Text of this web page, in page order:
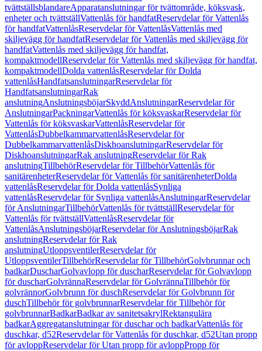
tvättställsblandareApparatanslutningar för tvättområde, köksvask,
enheter och tvättställVattenlås för handfatReservdelar för Vattenlås
för handfatVattenlåsReservdelar för VattenlåsVattenlås med
skiljevägg för handfatReservdelar för Vattenlås med skiljevägg för
handfatVattenlås med skiljevägg för handfat,
kompaktmodellReservdelar för Vattenlås med skiljevägg för handfat,
kompaktmodellDolda vattenlåsReservdelar för Dolda
vattenlåsHandfatsanslutningarReservdelar för
HandfatsanslutningarRak
anslutningAnslutningsböjarSkyddAnslutningarReservdelar för
AnslutningarPackningarVattenlås för köksvaskarReservdelar för
Vattenlås för köksvaskarVattenlåsReservdelar för
VattenlåsDubbelkammarvattenlåsReservdelar för
DubbelkammarvattenlåsDiskhoanslutningarReservdelar för
DiskhoanslutningarRak anslutningReservdelar för Rak
anslutningTillbehörReservdelar för TillbehörVattenlås för
sanitärenheterReservdelar för Vattenlås för sanitärenheterDolda
vattenlåsReservdelar för Dolda vattenlåsSynliga
vattenlåsReservdelar för Synliga vattenlåsAnslutningarReservdelar
för AnslutningarTillbehörVattenlås för tvättställReservdelar för
Vattenlås för tvättställVattenlåsReservdelar för
VattenlåsAnslutningsböjarReservdelar för AnslutningsböjarRak
anslutningReservdelar för Rak
anslutningUtloppsventilerReservdelar för
UtloppsventilerTillbehörReservdelar för TillbehörGolvbrunnar och
badkarDuscharGolvavlopp för duscharReservdelar för Golvavlopp
för duscharGolvrännaReservdelar för GolvrännaTillbehör för
golvrännorGolvbrunn för duschReservdelar för Golvbrunn för
duschTillbehör för golvbrunnarReservdelar för Tillbehör för
golvbrunnarBadkarBadkar av sanitetsakrylRektangulära
badkarAggregatanslutningar för duschar och badkarVattenlås för
duschkar, d52Reservdelar för Vattenlås för duschkar, d52Utan propp
för avloppReservdelar för Utan propp för avloppPropp för